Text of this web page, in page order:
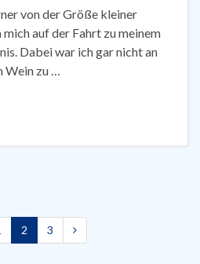
von der Größe kleiner
auf der Fahrt zu meinem
Dabei war ich gar nicht an
zu …
2 3